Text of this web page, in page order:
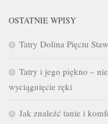
OSTATNIE WPISY
Tatry Dolina Pięciu
Tatry i jego piękno –
wyciągnięcie ręki
Jak znaleźć tanie i